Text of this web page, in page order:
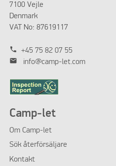
7100 Vejle
Denmark
VAT No: 87619117
phone +45 75 82 07 55
mail info@camp-let.com
Camp-let
Om Camp-let
Sök återförsäljare
Kontakt